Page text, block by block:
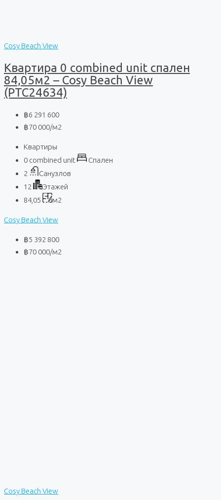
Cosy Beach View
Квартира 0 combined unit спален
84,05м2 – Cosy Beach View
(PTC24634)
฿6 291 600
฿70 000/м2
Квартиры
0 combined unit
Спален
2
Санузлов
12
Этажей
84,05
м2
Cosy Beach View
฿5 392 800
฿70 000/м2
Cosy Beach View